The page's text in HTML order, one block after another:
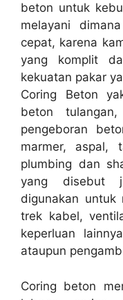
beton untuk
melayani
cepat, karena
yang komplit
kekuatan pakar
Coring Beton
beton
pengeboran
marmer, aspal,
plumbing dan
yang disebut
digunakan untuk
trek kabel,
keperluan
ataupun
Coring beton